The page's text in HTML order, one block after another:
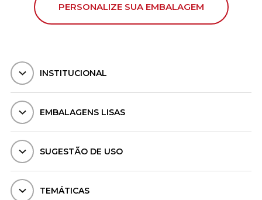
PERSONALIZE SUA EMBALAGEM
INSTITUCIONAL
EMBALAGENS LISAS
SUGESTÃO DE USO
TEMÁTICAS